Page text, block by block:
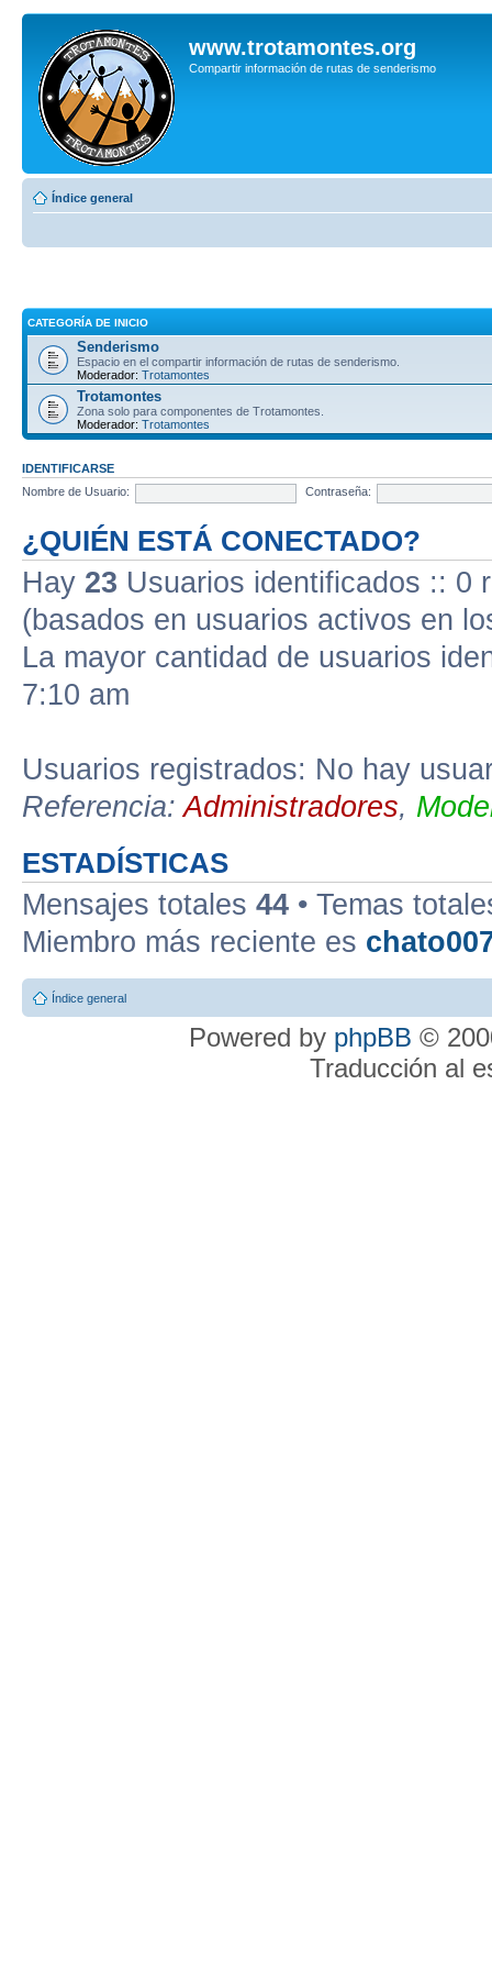
www.trotamontes.org
Compartir información de rutas de senderismo
Índice general
CATEGORÍA DE INICIO
Senderismo
Espacio en el compartir información de rutas de senderismo.
Moderador: Trotamontes
Trotamontes
Zona solo para componentes de Trotamontes.
Moderador: Trotamontes
IDENTIFICARSE
Nombre de Usuario:
Contraseña:
¿QUIÉN ESTÁ CONECTADO?
Hay 23 Usuarios identificados :: 0
(basados en usuarios activos en
La mayor cantidad de usuarios
7:10 am
Usuarios registrados: No hay
Referencia:Administradores,
ESTADÍSTICAS
Mensajes totales 44 • Temas
Miembro más reciente es
Índice general
Powered by phpBB ©
Traducción al